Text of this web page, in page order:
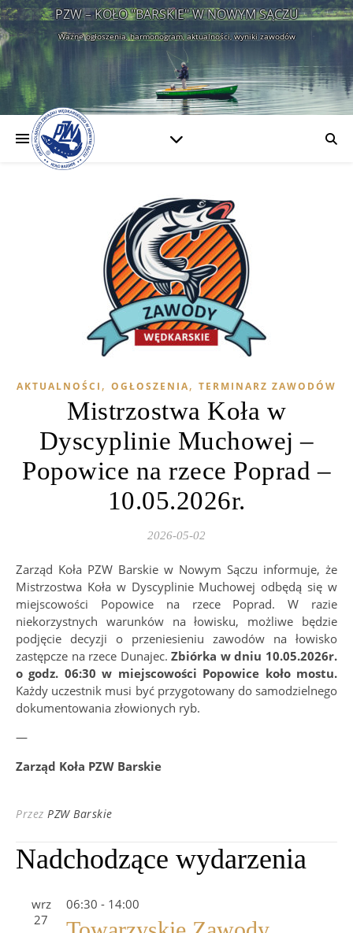
PZW – KOŁO "BARSKIE" W NOWYM SĄCZU
Ważne ogłoszenia, harmonogram, aktualności, wyniki zawodów
AKTUALNOŚCI , OGŁOSZENIA, TERMINARZ ZAWODÓW
Mistrzostwa Koła w
Dyscyplinie Muchowej –
Popowice na rzece Poprad –
10.05.2026r.
2026-05-02
Zarząd Koła PZW Barskie w Nowym Sączu informuje, że
Mistrzostwa Koła w Dyscyplinie Muchowej odbędą się w
miejscowości Popowice na rzece Poprad. W razie
niekorzystnych warunków na łowisku, możliwe będzie
podjęcie decyzji o przeniesieniu zawodów na łowisko
zastępcze na rzece Dunajec.Zbiórka w dniu 10.05.2026r.
o godz. 06:30 w miejscowości Popowice koło mostu.
Każdy uczestnik musi być przygotowany do samodzielnego
dokumentowania złowionych ryb.
—
Zarząd Koła PZW Barskie
Przez PZW Barskie
Nadchodzące wydarzenia
wrz
27
06:30 - 14:00